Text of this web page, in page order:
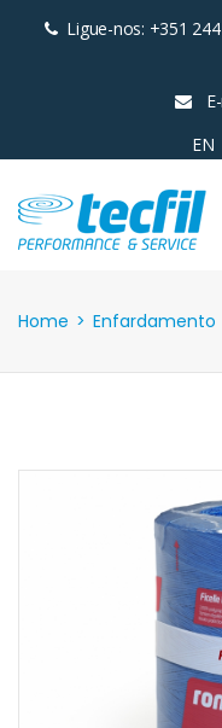
Ligue-nos: +351
EN
Home > Enfardamento